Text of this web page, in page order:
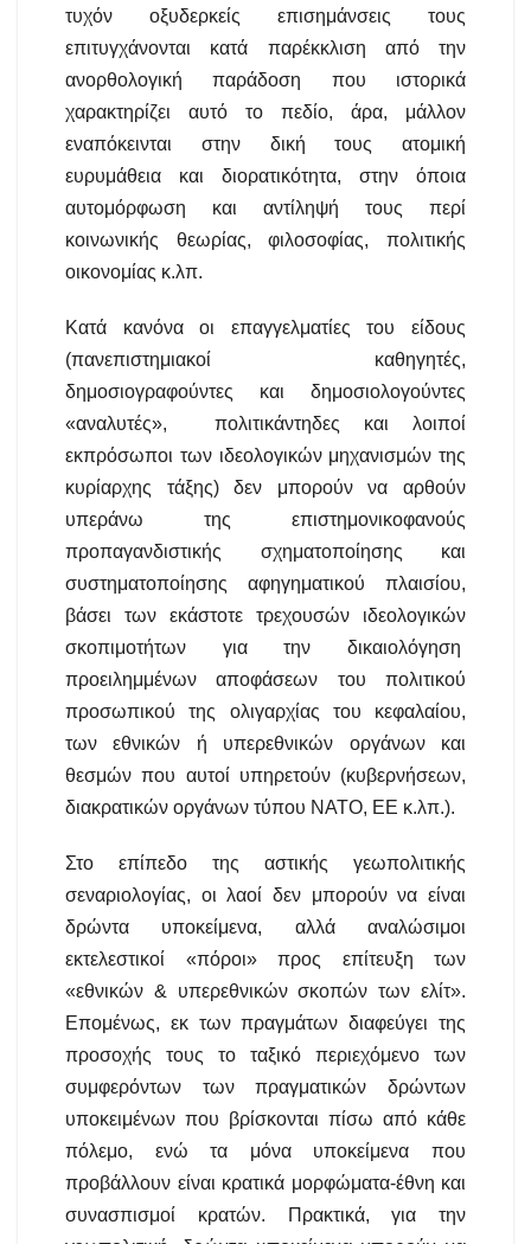
τυχόν οξυδερκείς επισημάνσεις τους
επιτυγχάνονται κατά παρέκκλιση από την
ανορθολογική παράδοση που ιστορικά
χαρακτηρίζει αυτό το πεδίο, άρα, μάλλον
εναπόκεινται στην δική τους ατομική
ευρυμάθεια και διορατικότητα, στην όποια
αυτομόρφωση και αντίληψή τους περί
κοινωνικής θεωρίας, φιλοσοφίας, πολιτικής
οικονομίας κ.λπ.
Κατά κανόνα οι επαγγελματίες του είδους
(πανεπιστημιακοί καθηγητές,
δημοσιογραφούντες και δημοσιολογούντες
«αναλυτές», πολιτικάντηδες και λοιποί
εκπρόσωποι των ιδεολογικών μηχανισμών της
κυρίαρχης τάξης) δεν μπορούν να αρθούν
υπεράνω της επιστημονικοφανούς
προπαγανδιστικής σχηματοποίησης και
συστηματοποίησης αφηγηματικού πλαισίου,
βάσει των εκάστοτε τρεχουσών ιδεολογικών
σκοπιμοτήτων για την δικαιολόγηση
προειλημμένων αποφάσεων του πολιτικού
προσωπικού της ολιγαρχίας του κεφαλαίου,
των εθνικών ή υπερεθνικών οργάνων και
θεσμών που αυτοί υπηρετούν (κυβερνήσεων,
διακρατικών οργάνων τύπου ΝΑΤΟ, ΕΕ κ.λπ.).
Στο επίπεδο της αστικής γεωπολιτικής
σεναριολογίας, οι λαοί δεν μπορούν να είναι
δρώντα υποκείμενα, αλλά αναλώσιμοι
εκτελεστικοί «πόροι» προς επίτευξη των
«εθνικών & υπερεθνικών σκοπών των ελίτ».
Επομένως, εκ των πραγμάτων διαφεύγει της
προσοχής τους το ταξικό περιεχόμενο των
συμφερόντων των πραγματικών δρώντων
υποκειμένων που βρίσκονται πίσω από κάθε
πόλεμο, ενώ τα μόνα υποκείμενα που
προβάλλουν είναι κρατικά μορφώματα-έθνη και
συνασπισμοί κρατών. Πρακτικά, για την